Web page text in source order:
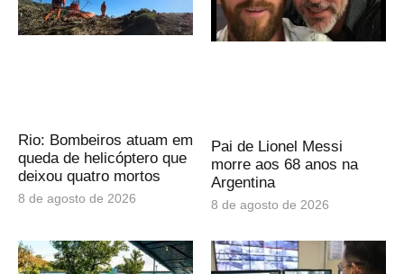
Rio: Bombeiros atuam em
queda de helicóptero que
deixou quatro mortos
8 de agosto de 2026
Pai de Lionel Messi
morre aos 68 anos na
Argentina
8 de agosto de 2026